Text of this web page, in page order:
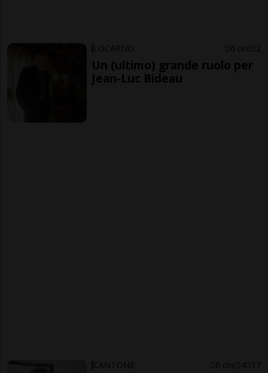
LOCARNO 6 ore 2
Un (ultimo) grande ruolo per
Jean-Luc Bideau
CANTONE 8 ore 4 17